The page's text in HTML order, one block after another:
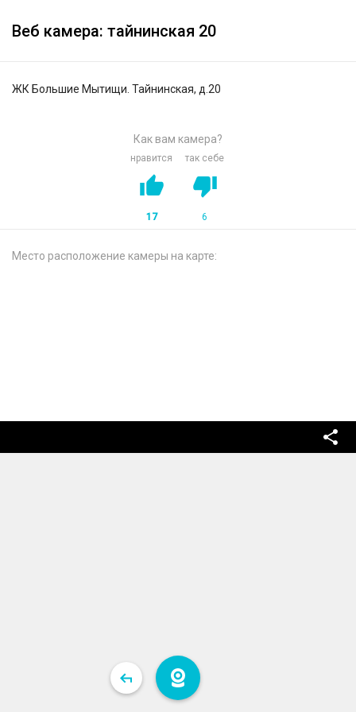
Веб камера: тайнинская 20
ЖК Большие Мытищи. Тайнинская, д.20
Как вам камера?
нравится так себе
17 6
Место расположение камеры на карте: